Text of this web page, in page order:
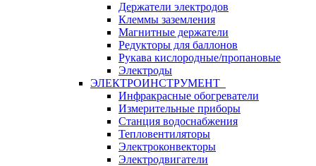
Держатели электродов
Клеммы заземления
Магнитные держатели
Редукторы для баллонов
Рукава кислородные/пропановые
Электроды
ЭЛЕКТРОИНСТРУМЕНТ
Инфракрасные обогреватели
Измерительные приборы
Станция водоснабжения
Тепловентиляторы
Электроконвекторы
Электродвигатели